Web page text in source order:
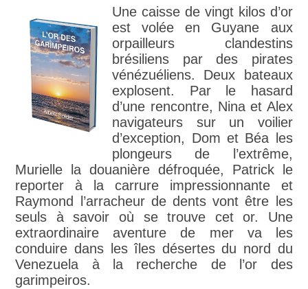
Une caisse de vingt kilos d’or
est volée en Guyane aux
orpailleurs clandestins
brésiliens par des pirates
vénézuéliens. Deux bateaux
explosent. Par le hasard
d’une rencontre, Nina et Alex
navigateurs sur un voilier
d’exception, Dom et Béa les
plongeurs de l’extrême,
Murielle la douanière défroquée, Patrick le
reporter à la carrure impressionnante et
Raymond l’arracheur de dents vont être les
seuls à savoir où se trouve cet or. Une
extraordinaire aventure de mer va les
conduire dans les îles désertes du nord du
Venezuela à la recherche de l’or des
garimpeiros.